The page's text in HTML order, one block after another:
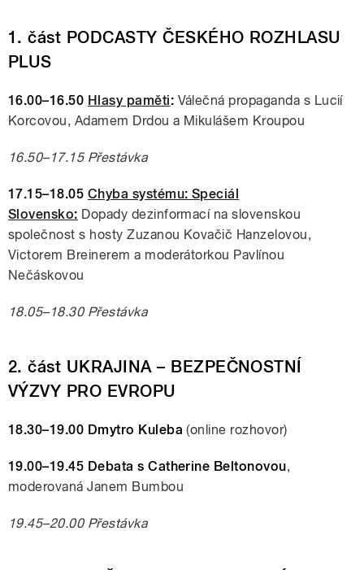
1. část PODCASTY ČESKÉHO ROZHLASU
PLUS
16.00–16.50 Hlasy paměti: Válečná propaganda s Lucií
Korcovou, Adamem Drdou a Mikulášem Kroupou
16.50–17.15 Přestávka
17.15–18.05 Chyba systému: Speciál
Slovensko: Dopady dezinformací na slovenskou
společnost s hosty Zuzanou Kovačič Hanzelovou,
Victorem Breinerem a moderátorkou Pavlínou
Nečáskovou
18.05–18.30 Přestávka
2. část UKRAJINA – BEZPEČNOSTNÍ
VÝZVY PRO EVROPU
18.30–19.00 Dmytro Kuleba (online rozhovor)
19.00–19.45 Debata s Catherine Beltonovou,
moderovaná Janem Bumbou
19.45–20.00 Přestávka